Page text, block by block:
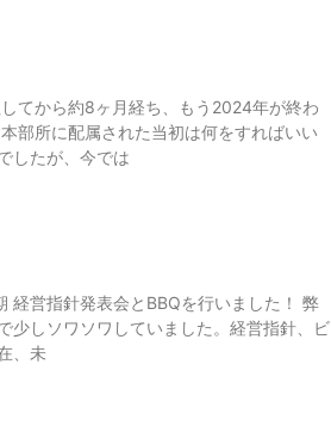
てから約8ヶ月経ち、もう2024年が終わ
部所に配属された当初は何をすればいい
したが、今では
営指針発表会とBBQを行いました！ 弊
少しソワソワしていました。経営指針、ビ
、未